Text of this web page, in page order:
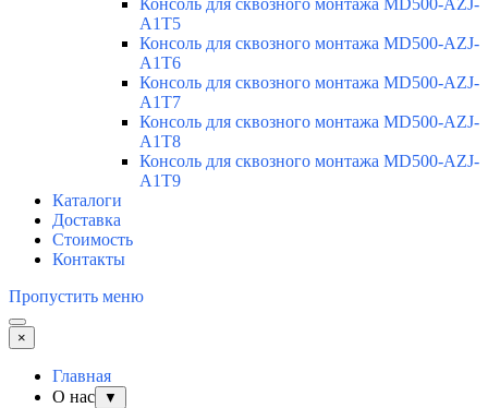
Консоль для сквозного монтажа MD500-AZJ-
A1T5
Консоль для сквозного монтажа MD500-AZJ-
A1T6
Консоль для сквозного монтажа MD500-AZJ-
A1T7
Консоль для сквозного монтажа MD500-AZJ-
A1T8
Консоль для сквозного монтажа MD500-AZJ-
A1T9
Каталоги
Доставка
Стоимость
Контакты
Пропустить меню
×
Главная
О нас
▼